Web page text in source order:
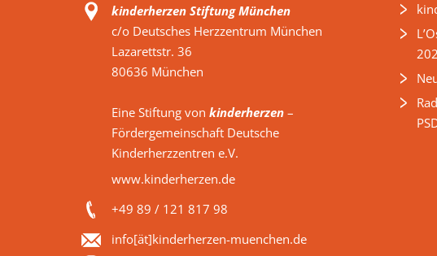
kinderherzen Stiftung München
c/o Deutsches Herzzentrum München
Lazarettstr. 36
80636 München
Eine Stiftung von kinderherzen –
Fördergemeinschaft Deutsche
Kinderherzzentren e.V.
www.kinderherzen.de
+49 89 / 121 817 98
info[ät]kinderherzen-muenchen.de